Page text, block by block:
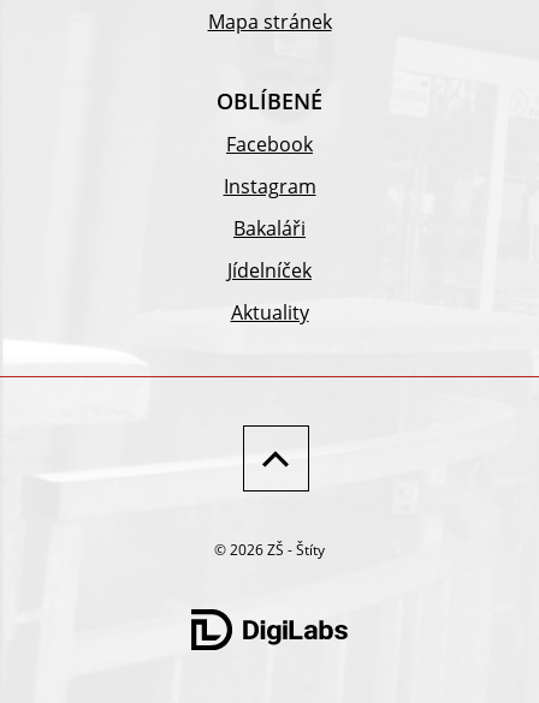
Mapa stránek
OBLÍBENÉ
Facebook
Instagram
Bakaláři
Jídelníček
Aktuality
© 2026 ZŠ - Štíty